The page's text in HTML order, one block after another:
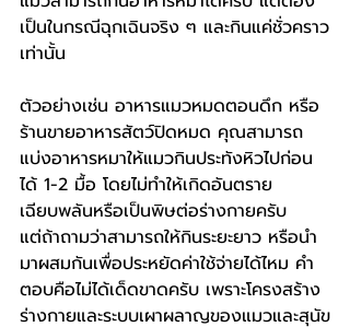
เป็นในกรณีฉุกเฉินจริง ๆ และกินแค่ชั่วคราว
เท่านั้น
ตัวอย่างเช่น อาหารแมวหมดตอนดึก หรือ
ร้านขายอาหารสัตว์ปิดหมด คุณสามารถ
แบ่งอาหารหมาให้แมวกินประทังหิวไปก่อน
ได้ 1-2 มื้อ โดยไม่ทำให้เกิดอันตราย
เฉียบพลันหรือเป็นพิษต่อร่างกายครับ
แต่ถ้าถามว่าสามารถให้กินระยะยาว หรือนำ
มาผสมกันเพื่อประหยัดค่าใช้จ่ายได้ไหม คำ
ตอบคือไม่ได้เด็ดขาดครับ เพราะโครงสร้าง
ร่างกายและระบบเผาผลาญของแมวและสุนัข